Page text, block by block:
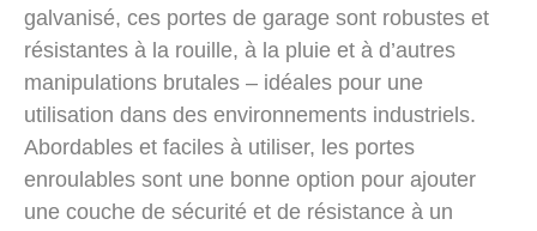
galvanisé, ces portes de garage sont robustes et
résistantes à la rouille, à la pluie et à d’autres
manipulations brutales – idéales pour une
utilisation dans des environnements industriels.
Abordables et faciles à utiliser, les portes
enroulables sont une bonne option pour ajouter
une couche de sécurité et de résistance à un